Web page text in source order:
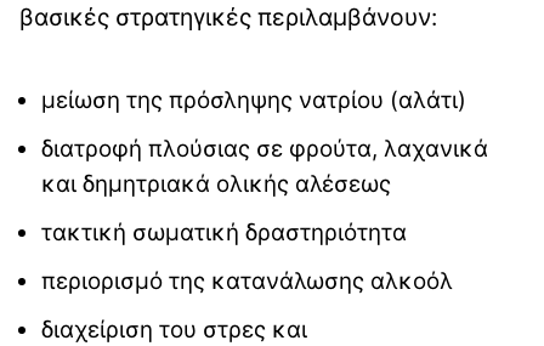
βασικές στρατηγικές περιλαμβάνουν:
μείωση της πρόσληψης νατρίου (αλάτι)
διατροφή πλούσιας σε φρούτα, λαχανικά
και δημητριακά ολικής αλέσεως
τακτική σωματική δραστηριότητα
περιορισμό της κατανάλωσης αλκοόλ
διαχείριση του στρες και